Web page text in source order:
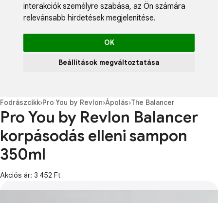
interakciók személyre szabása, az Ön számára
relevánsabb hirdetések megjelenítése.
OK
Beállítások megváltoztatása
Blog
Fodrászcikk›Pro You by Revlon›Ápolás›The Balancer
Pro You by Revlon Balancer
korpásodás elleni sampon
350ml
Akciós ár: 3 452 Ft